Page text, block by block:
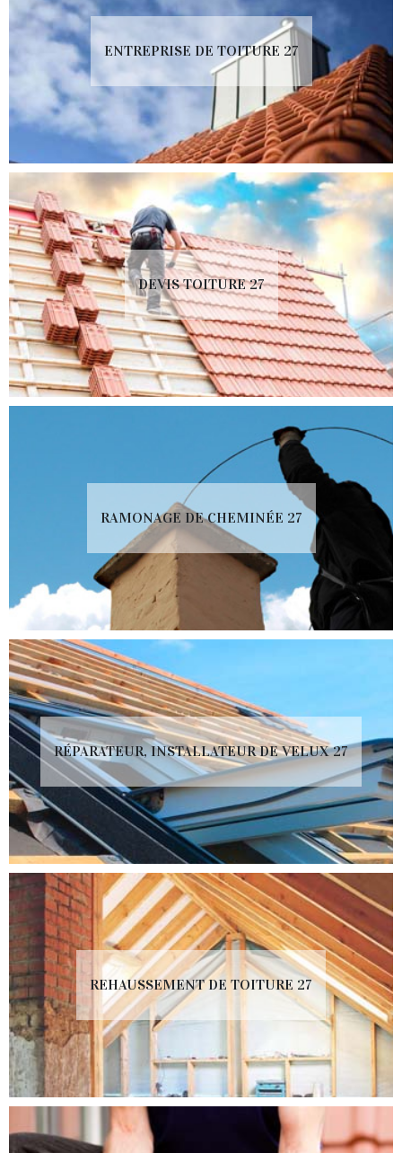
ENTREPRISE DE TOITURE 27
DEVIS TOITURE 27
RAMONAGE DE CHEMINÉE 27
RÉPARATEUR, INSTALLATEUR DE VELUX 27
REHAUSSEMENT DE TOITURE 27